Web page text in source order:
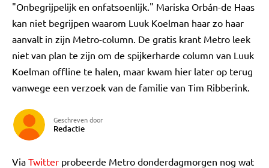
"Onbegrijpelijk en onfatsoenlijk." Mariska Orbán-de Haas
kan niet begrijpen waarom Luuk Koelman haar zo haar
aanvalt in zijn Metro-column. De gratis krant Metro leek
niet van plan te zijn om de spijkerharde column van Luuk
Koelman offline te halen, maar kwam hier later op terug
vanwege een verzoek van de familie van Tim Ribberink.
Geschreven door
Redactie
Via Twitter probeerde Metro donderdagmorgen nog wat